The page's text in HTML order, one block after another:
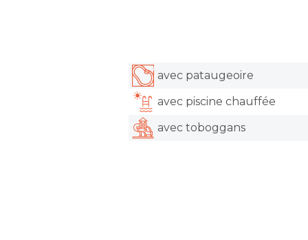
avec pataugeoire
avec piscine chauffée
avec toboggans